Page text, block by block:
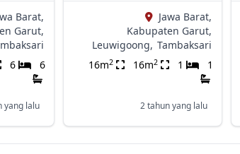
Barat,
Garut,
6 6
yang lalu
Jawa Barat,
Kabupaten Garut,
Leuwigoong, Tambaksari
16m2 16m2 1 1
2 tahun yang lalu